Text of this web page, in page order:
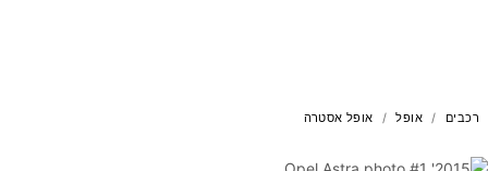
רכבים אופל אופל אסטרה